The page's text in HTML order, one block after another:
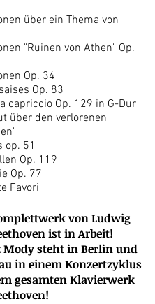
über ein Thema von
"Ruinen von Athen" Op.
Op. 34
Op. 83
capriccio Op. 129 in G-Dur
über den verlorenen
op. 51
Op. 119
Op. 77
Favori
von Ludwig
ist in Arbeit!
Mody steht in Berlin und
in einem Konzertzyklus
gesamten Klavierwerk